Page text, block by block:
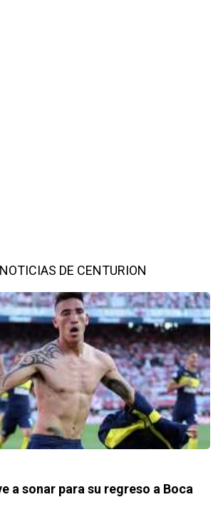
DE CENTURION
a sonar para su regreso a Boca